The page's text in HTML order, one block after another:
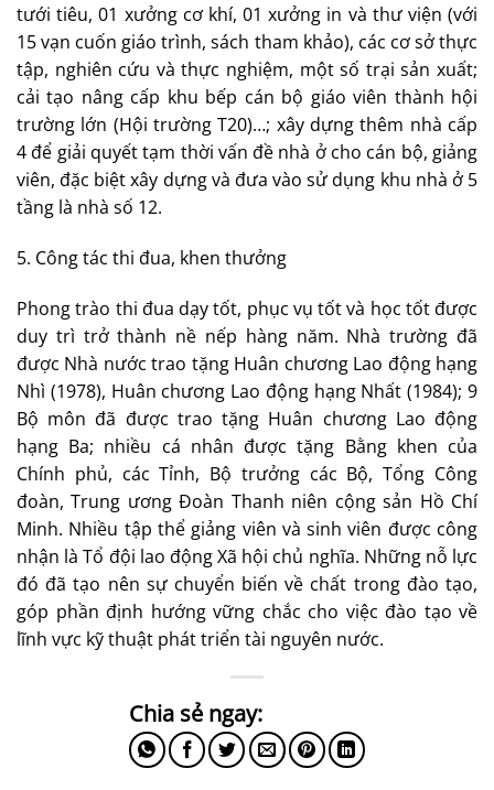
tưới tiêu, 01 xưởng cơ khí, 01 xưởng in và thư viện (với
15 vạn cuốn giáo trình, sách tham khảo), các cơ sở thực
tập, nghiên cứu và thực nghiệm, một số trại sản xuất;
cải tạo nâng cấp khu bếp cán bộ giáo viên thành hội
trường lớn (Hội trường T20)…; xây dựng thêm nhà cấp
4 để giải quyết tạm thời vấn đề nhà ở cho cán bộ, giảng
viên, đặc biệt xây dựng và đưa vào sử dụng khu nhà ở 5
tầng là nhà số 12.
5. Công tác thi đua, khen thưởng
Phong trào thi đua dạy tốt, phục vụ tốt và học tốt được
duy trì trở thành nề nếp hàng năm. Nhà trường đã
được Nhà nước trao tặng Huân chương Lao động hạng
Nhì (1978), Huân chương Lao động hạng Nhất (1984); 9
Bộ môn đã được trao tặng Huân chương Lao động
hạng Ba; nhiều cá nhân được tặng Bằng khen của
Chính phủ, các Tỉnh, Bộ trưởng các Bộ, Tổng Công
đoàn, Trung ương Đoàn Thanh niên cộng sản Hồ Chí
Minh. Nhiều tập thể giảng viên và sinh viên được công
nhận là Tổ đội lao động Xã hội chủ nghĩa. Những nỗ lực
đó đã tạo nên sự chuyển biến về chất trong đào tạo,
góp phần định hướng vững chắc cho việc đào tạo về
lĩnh vực kỹ thuật phát triển tài nguyên nước.